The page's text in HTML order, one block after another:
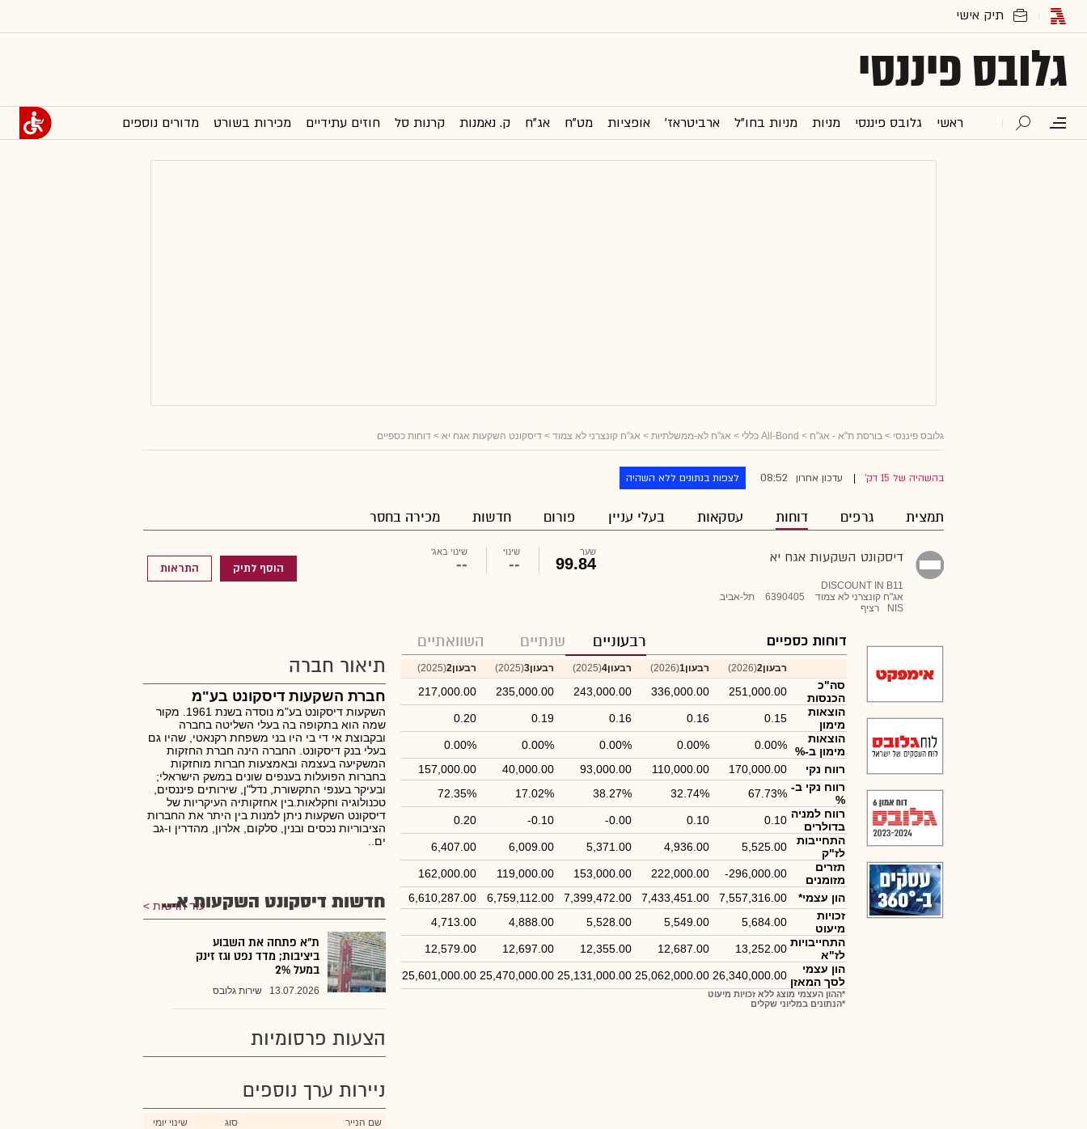
גלובס פיננסי
ראשי גלובס פיננסי מניות מניות בחו"ל ארביטראז' אופציות מט"ח אג"ח ק. נאמנות קרנות סל חוזים עתידיים מכירות בשורט מדורים נוספים
גלובס פיננסי > בורסת ת"א - אג"ח > All-Bond כללי > אג"ח לא-ממשלתיות > אג"ח קונצרני לא צמוד > דיסקונט השקעות אגח יא > דוחות כספיים
בהשהיה של 15 דק' עדכון אחרון 08:52 לצפות בנתונים ללא השהיה
תמצית גרפים דוחות עסקאות בעלי עניין פורום חדשות מכירה בחסר
דיסקונט השקעות אגח יא
DISCOUNT IN B11
אג"ח קונצרני לא צמוד
6390405
תל-אביב
NIS
רציף
שער
99.84
שינוי
--
שינוי באג'
-- הוסף לתיק התראות
דוחות כספיים רבעוניים שנתיים השוואתיים
רבעון2 (2026) רבעון1 (2026) רבעון4 (2025) רבעון3 (2025) רבעון2 (2025)
סה"כ
הכנסות
251,000.00
336,000.00
243,000.00
235,000.00
217,000.00
הוצאות
מימון
0.15
0.16
0.16
0.19
0.20
הוצאות
מימון ב-%
0.00%
0.00%
0.00%
0.00%
0.00%
רווח נקי
170,000.00
110,000.00
93,000.00
40,000.00
157,000.00
רווח נקי ב-
%
67.73%
32.74%
38.27%
17.02%
72.35%
רווח למניה
בדולרים
0.10
0.10
-0.00
-0.10
0.20
התחייבות
לז"ק
5,525.00
4,936.00
5,371.00
6,009.00
6,407.00
תזרים
מזומנים
-296,000.00
222,000.00
153,000.00
119,000.00
162,000.00
הון עצמי*
7,557,316.00
7,433,451.00
7,399,472.00
6,759,112.00
6,610,287.00
זכויות
מיעוט
5,684.00
5,549.00
5,528.00
4,888.00
4,713.00
התחייבויות
לז"א
13,252.00
12,687.00
12,355.00
12,697.00
12,579.00
הון עצמי
לסך המאזן 26,340,000.00
25,062,000.00
25,131,000.00
25,470,000.00
25,601,000.00
*ההון העצמי מוצג ללא זכויות מיעוט
*הנתונים במליוני שקלים
תיאור חברה
חברת השקעות דיסקונט בע"מ
השקעות דיסקונט בע"מ נוסדה בשנת 1961. מקור
שמה הוא בתקופה בה בעלי השליטה בחברה
ובקבוצת אי די בי היו בני משפחת רקנאטי, שהיו גם
בעלי בנק דיסקונט. החברה הינה חברת החזקות
המשקיעה בעצמה ובאמצעות חברות מוחזקות
בחברות הפועלות בענפים שונים במשק הישראלי;
ובעיקר בענפי התקשורת, נדל"ן, שירותים פיננסים,
טכנולוגיה וחקלאות.בין אחזקותיה העיקריות של
דיסקונט השקעות ניתן למנות בין היתר את החברות
הציבוריות נכסים ובנין, סלקום, אלרון, מהדרין ו-גב
ים..
חדשות דיסקונט השקעות א...
עוד חדשות
ת"א פתחה את השבוע
ביציבות; מדד נפט וגז זינק
במעל 2%
13.07.2026 שירות גלובס
הצעות פרסומיות
ניירות ערך נוספים
שם הנייר סוג שינוי יומי